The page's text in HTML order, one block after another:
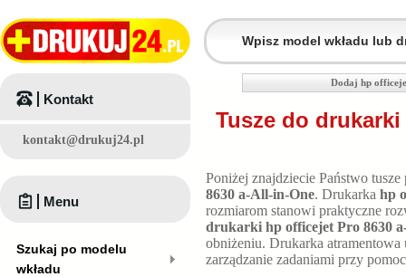
Dodaj hp
Tusze do
Poniżej znajdziecie Państwo
8630 a-All-in-One. Drukarka hp
rozmiarom stanowi praktyczne
drukarki hp officejet Pro 8630
obniżeniu. Drukarka
zarządzanie zadaniami przy
Kontakt
kontakt@drukuj24.pl
Menu
Szukaj po modelu
wkładu